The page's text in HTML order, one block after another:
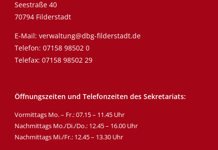
Seestraße 40
70794 Filderstadt
E-Mail: verwaltung@dbg-filderstadt.de
Telefon: 07158 98502 0
Telefax: 07158 98502 29
Öffnungszeiten und Telefonzeiten des Sekretariats:
Vormittags Mo. – Fr.: 07.15 – 11.45 Uhr
Nachmittags Mo./Di./Do.: 12.45 – 16.00 Uhr
Nachmittags Mi./Fr.: 12.45 – 13.30 Uhr